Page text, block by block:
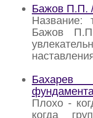
Бажов П.П. /
Название:
Бажов
Бахарев
Плохо -
когда